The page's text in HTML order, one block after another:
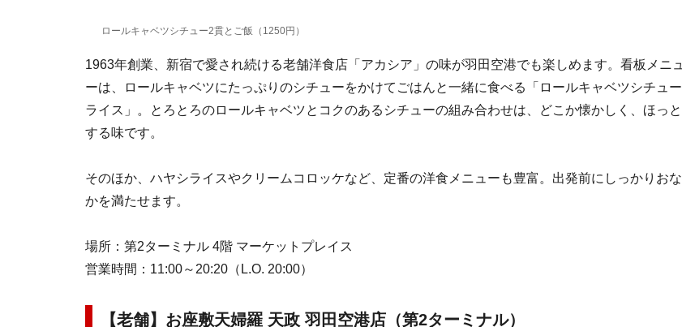
ロールキャベツシチュー2貫とご飯（1250円）
1963年創業、新宿で愛され続ける老舗洋食店「アカシア」の味が羽田空港でも楽しめます。看板メニュ
ーは、ロールキャベツにたっぷりのシチューをかけてごはんと一緒に食べる「ロールキャベツシチュー
ライス」。とろとろのロールキャベツとコクのあるシチューの組み合わせは、どこか懐かしく、ほっと
する味です。
そのほか、ハヤシライスやクリームコロッケなど、定番の洋食メニューも豊富。出発前にしっかりおな
かを満たせます。
場所：第2ターミナル 4階 マーケットプレイス
営業時間：11:00～20:20（L.O. 20:00）
【老舗】お座敷天婦羅 天政 羽田空港店（第2ターミナル）